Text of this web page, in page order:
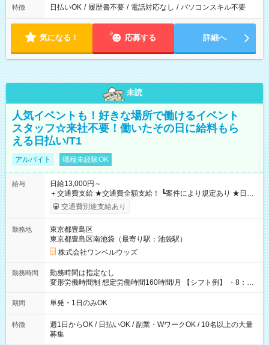
特徴 日払いOK / 履歴書不要 / 電話対応なし / パソコンスキル不要
気になる！ 応募する 詳細へ
未読
人気イベントも！好きな場所で働けるイベント
スタッフ☆来社不要！働いたその日に給料もら
える日払い/T1
アルバイト 職種未経験OK
給与
日給13,000円～
＋交通費支給 ★交通費全額支給！ ┗案件により規定あり ★日払
いOK！（規定あり） ┗働いたその日に現金GET♪ お仕事後はコ
ンビニATMから 日払い分を引き落とせます！ 【試用期間】試
交通費別途支給あり
勤務地
東京都豊島区
東京都豊島区南池袋（最寄り駅：池袋駅）
株式会社ワンベルウッズ
勤務時間
勤務時間は指定なし
変形労働時間制 想定労働時間160時間/月 【シフト例】 ・8：00
～21：00
期間 単発・1日のみOK
特徴
週1日からOK / 日払いOK / 副業・WワークOK / 10名以上の大量
募集